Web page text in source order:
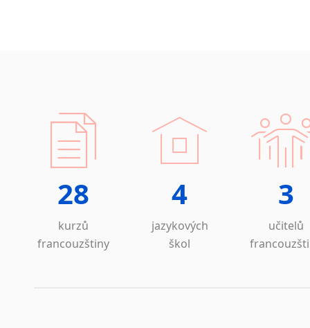
28
kurzů
francouzštiny
4
jazykových
škol
3
učitelů